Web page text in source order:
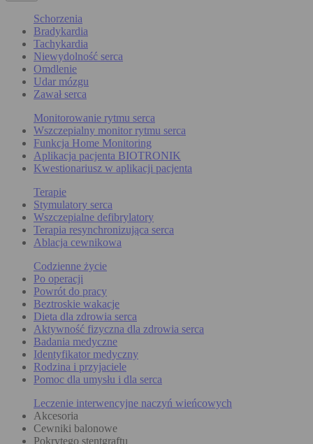
Schorzenia
Bradykardia
Tachykardia
Niewydolność serca
Omdlenie
Udar mózgu
Zawał serca
Monitorowanie rytmu serca
Wszczepialny monitor rytmu serca
Funkcja Home Monitoring
Aplikacja pacjenta BIOTRONIK
Kwestionariusz w aplikacji pacjenta
Terapie
Stymulatory serca
Wszczepialne defibrylatory
Terapia resynchronizująca serca
Ablacja cewnikowa
Codzienne życie
Po operacji
Powrót do pracy
Beztroskie wakacje
Dieta dla zdrowia serca
Aktywność fizyczna dla zdrowia serca
Badania medyczne
Identyfikator medyczny
Rodzina i przyjaciele
Pomoc dla umysłu i dla serca
Leczenie interwencyjne naczyń wieńcowych
Akcesoria
Cewniki balonowe
Pokrytego stentgraftu